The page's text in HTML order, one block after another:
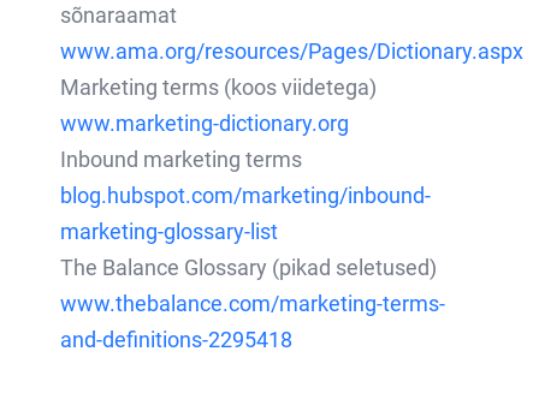
sõnaraamat
www.ama.org/resources/Pages/Dictionary.aspx
Marketing terms (koos viidetega)
www.marketing-dictionary.org
Inbound marketing terms
blog.hubspot.com/marketing/inbound-
marketing-glossary-list
The Balance Glossary (pikad seletused)
www.thebalance.com/marketing-terms-
and-definitions-2295418